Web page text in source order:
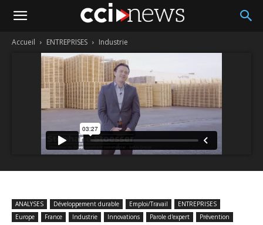
Accueil ENTREPRISES Industrie
ANALYSES Développement durable Emploi/Travail
ENTREPRISES
Europe
France Industrie Innovations Parole d'expert Prévention